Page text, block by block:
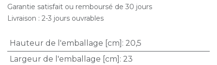
Garantie satisfait ou remboursé de 30 jours
Livraison : 2-3 jours ouvrables
Hauteur de l'emballage [cm] : 20,5
Largeur de l'emballage [cm] : 23